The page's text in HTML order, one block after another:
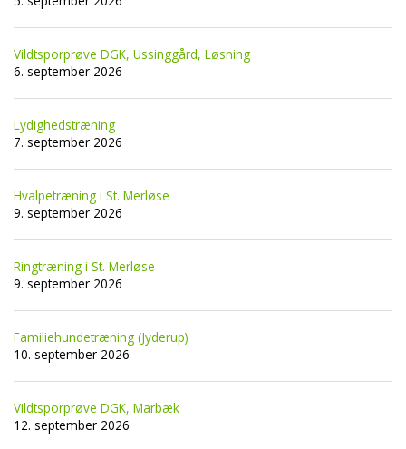
Vildtsporprøve DGK, Ussinggård, Løsning
6. september 2026
Lydighedstræning
7. september 2026
Hvalpetræning i St. Merløse
9. september 2026
Ringtræning i St. Merløse
9. september 2026
Familiehundetræning (Jyderup)
10. september 2026
Vildtsporprøve DGK, Marbæk
12. september 2026